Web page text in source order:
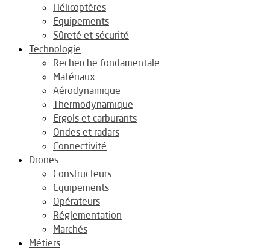
Hélicoptères
Equipements
Sûreté et sécurité
Technologie
Recherche fondamentale
Matériaux
Aérodynamique
Thermodynamique
Ergols et carburants
Ondes et radars
Connectivité
Drones
Constructeurs
Equipements
Opérateurs
Réglementation
Marchés
Métiers